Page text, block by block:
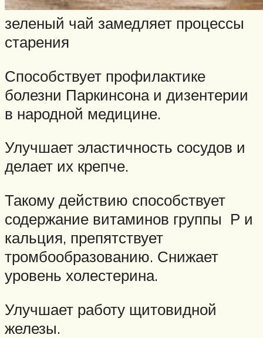
зеленый чай замедляет процессы
старения
Способствует профилактике
болезни Паркинсона и дизентерии
в народной медицине.
Улучшает эластичность сосудов и
делает их крепче.
Такому действию способствует
содержание витаминов группы Р и
кальция, препятствует
тромбообразованию. Снижает
уровень холестерина.
Улучшает работу щитовидной
железы.